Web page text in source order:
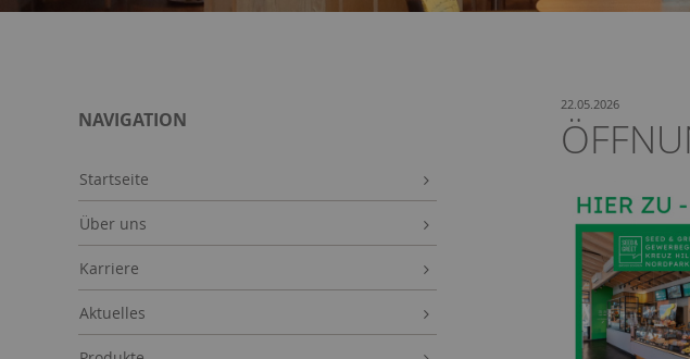
22.05.2026
NAVIGATION
Startseite
Über uns
Karriere
Aktuelles
Laufzeit:
Name:
Laufzeit:
Dauer